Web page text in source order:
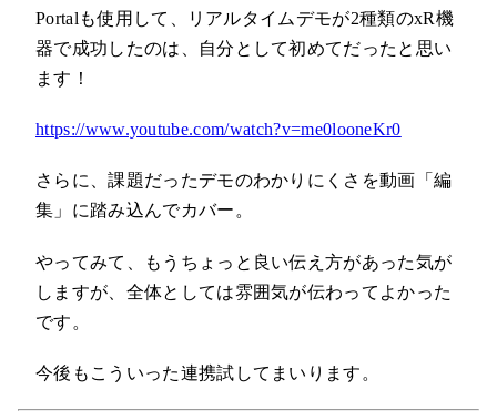
Portalも使用して、リアルタイムデモが2種類のxR機
器で成功したのは、自分として初めてだったと思い
ます！
https://www.youtube.com/watch?v=me0looneKr0
さらに、課題だったデモのわかりにくさを動画「編
集」に踏み込んでカバー。
やってみて、もうちょっと良い伝え方があった気が
しますが、全体としては雰囲気が伝わってよかった
です。
今後もこういった連携試してまいります。